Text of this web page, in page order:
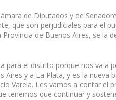
de Diputados y de
que son perjudiciales para el
de Buenos Aires, se la
para el distrito porque nos va a
y a La Plata, y es la nueva
Varela. Les vamos a contar el
tenemos que continuar y